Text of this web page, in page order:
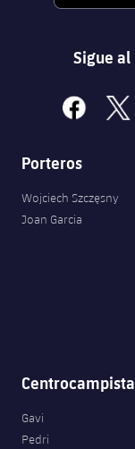
Sigue al
facebook
x
Porteros
Wojciech Szczęsny
Joan Garcia
Gavi
Pedri